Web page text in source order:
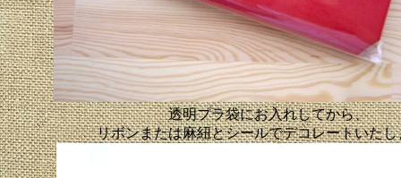
透明プラ袋にお入れしてから、
リボンまたは麻紐とシールでデコレートいたし